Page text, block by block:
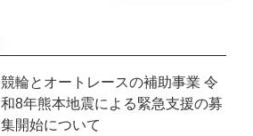
競輪とオートレースの補助事業 令
和8年熊本地震による緊急支援の募
集開始について